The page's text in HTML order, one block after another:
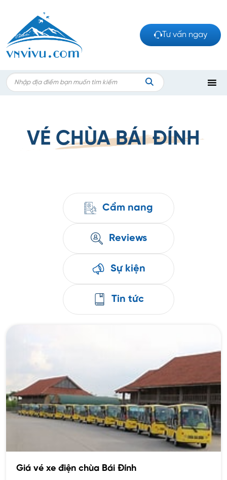
dung
Tư vấn ngay
Search
for:
VÉ CHÙA BÁI ĐÍNH
Cẩm nang
Reviews
Sự kiện
Tin tức
Giá vé xe điện chùa Bái Đính